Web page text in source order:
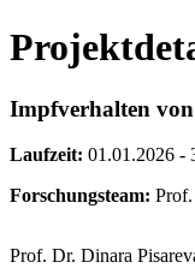
Impfverhalten
Laufzeit: 01.01.2026 -
Forschungsteam:
Prof. Dr. Dinara